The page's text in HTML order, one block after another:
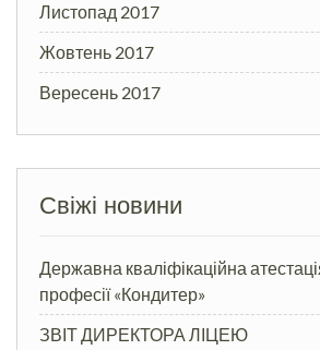
Листопад 2017
Жовтень 2017
Вересень 2017
Свіжі новини
Державна кваліфікаційна
професії «Кондитер»
ЗВІТ ДИРЕКТОРА ЛІЦЕЮ